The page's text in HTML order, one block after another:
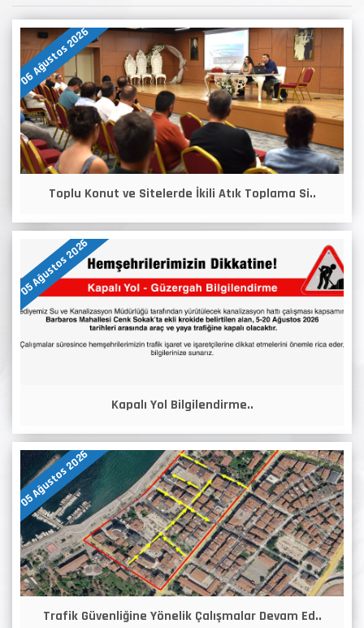
06 Ağustos 2026
Toplu Konut ve Sitelerde İkili Atık Toplama Si..
05 Ağustos 2026
Kapalı Yol Bilgilendirme..
05 Ağustos 2026
Trafik Güvenliğine Yönelik Çalışmalar Devam Ed..